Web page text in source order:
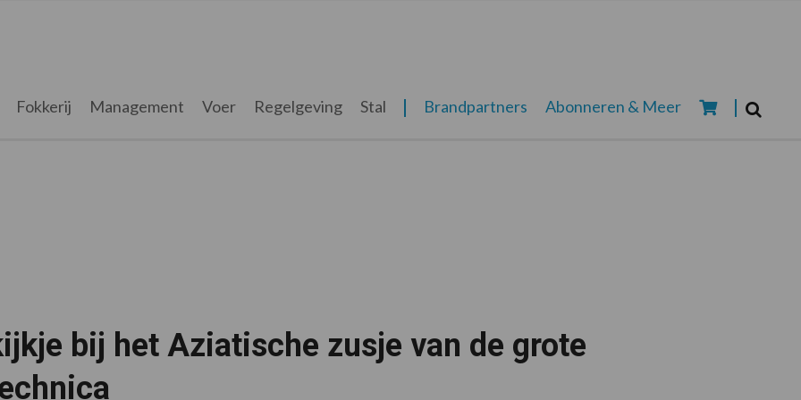
Fokkerij Management Voer Regelgeving Stal Brandpartners Abonneren & Meer
bij het Aziatische zusje van de grote